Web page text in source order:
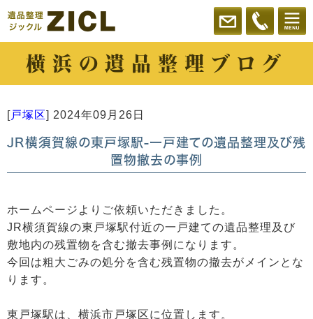
横浜の遺品整理ブログ
[戸塚区] 2024年09月26日
JR横須賀線の東戸塚駅-一戸建ての遺品整理及び残
置物撤去の事例
ホームページよりご依頼いただきました。
JR横須賀線の東戸塚駅付近の一戸建ての遺品整理及び
敷地内の残置物を含む撤去事例になります。
今回は粗大ごみの処分を含む残置物の撤去がメインとな
ります。
東戸塚駅は、横浜市戸塚区に位置します。